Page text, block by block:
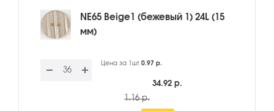
NE65 Beige1 (бежевый 1) 24L (15
мм)
Цена за 1шт 0.97 р.
34.92 р.
1.16 р.